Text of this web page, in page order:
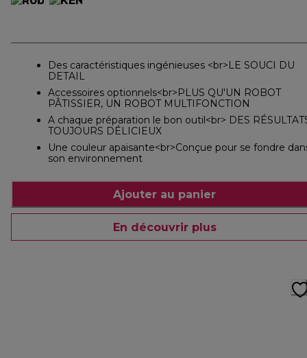
Des caractéristiques ingénieuses <br>LE SOUCI DU
DETAIL
Accessoires optionnels<br>PLUS QU'UN ROBOT
PÂTISSIER, UN ROBOT MULTIFONCTION
A chaque préparation le bon outil<br> DES
TOUJOURS DÉLICIEUX
Une couleur apaisante<br>Conçue pour se fondre
son environnement
Ajouter au panier
En découvrir plus